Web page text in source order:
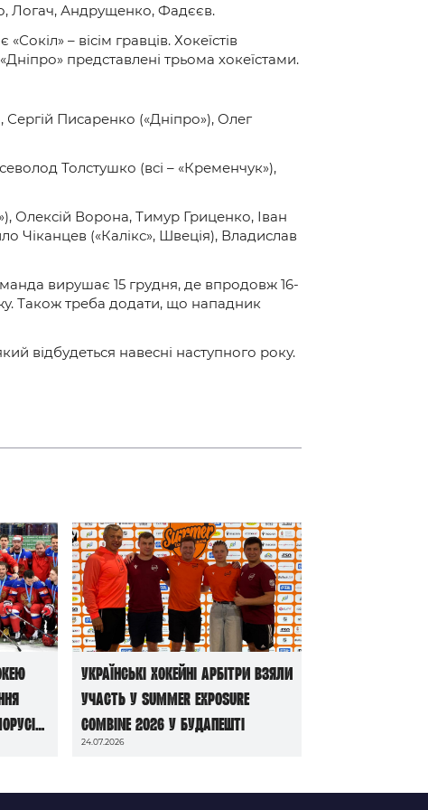
Логач, Андрущенко, Фадєєв.
– вісім гравців. Хокеїстів
представлені трьома хокеїстами.
Писаренко («Дніпро»), Олег
Толстушко (всі – «Кременчук»),
Олексій Ворона, Тимур Гриценко, Іван
Чіканцев («Калікс», Швеція), Владислав
вирушає 15 грудня, де впродовж 16-
Також треба додати, що нападник
відбудеться навесні наступного року.
Українські хокейні арбітри взяли
участь у Summer Exposure
Combine 2026 у Будапешті
24.07.2026